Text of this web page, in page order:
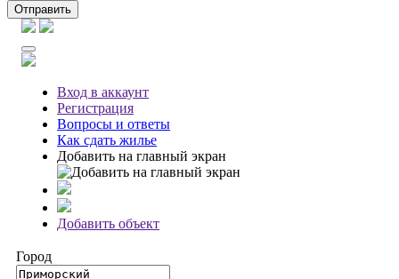
Отправить
Вход в аккаунт
Регистрация
Вопросы и ответы
Как сдать жилье
Добавить на главный экран
Добавить объект
Город